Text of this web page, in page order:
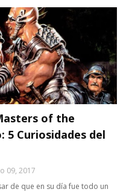
of the
5 Curiosidades del
09, 2017
de que en su día fue todo un